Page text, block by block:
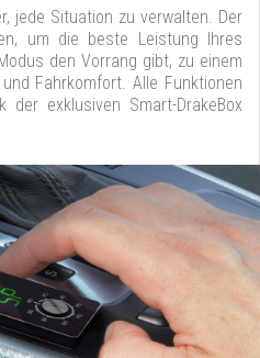
jede Situation zu verwalten. Der
um die beste Leistung Ihres
den Vorrang gibt, zu einem
Fahrkomfort. Alle Funktionen
der exklusiven Smart-DrakeBox